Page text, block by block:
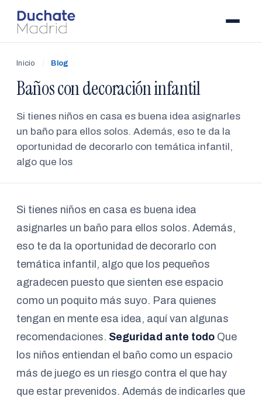
Inicio / Blog
Baños con decoración infantil
Si tienes niños en casa es buena idea asignarles
un baño para ellos solos. Además, eso te da la
oportunidad de decorarlo con temática infantil,
algo que los
Si tienes niños en casa es buena idea
asignarles un baño para ellos solos. Además,
eso te da la oportunidad de decorarlo con
temática infantil, algo que los pequeños
agradecen puesto que sienten ese espacio
como un poquito más suyo. Para quienes
tengan en mente esa idea, aquí van algunas
recomendaciones. Seguridad ante todo Que
los niños entiendan el baño como un espacio
más de juego es un riesgo contra el que hay
que estar prevenidos. Además de indicarles que